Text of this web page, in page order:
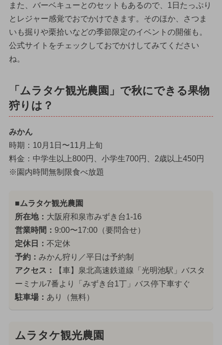
また、バーベキューとのセットもあるので、1日たっぷり
とレジャー感覚でおでかけできます。そのほか、さつま
いも掘りや栗拾いなどの季節限定のイベントの開催も。
公式サイトをチェックしておでかけしてみてください
ね。
「ムラタケ観光農園」で秋にできる果物
狩りは？
みかん
時期：10月1日〜11月上旬
料金：中学生以上800円、小学生700円、2歳以上450円
※園内時間無制限食べ放題
■ムラタケ観光農園
所在地： 大阪府和泉市みずき台1-16
営業時間： 9:00〜17:00（要問合せ）
定休日： 不定休
予約： みかん狩り／平日は予約制
アクセス：
【車】泉北高速鉄道線「光明池駅」バスタ
ーミナル7番より「みずき台1丁」バス停下車すぐ
駐車場： あり（無料）
ムラタケ観光農園